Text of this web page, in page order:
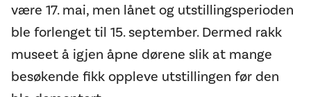
være 17. mai, men lånet og utstillingsperioden
ble forlenget til 15. september. Dermed rakk
museet å igjen åpne dørene slik at mange
besøkende fikk oppleve utstillingen før den